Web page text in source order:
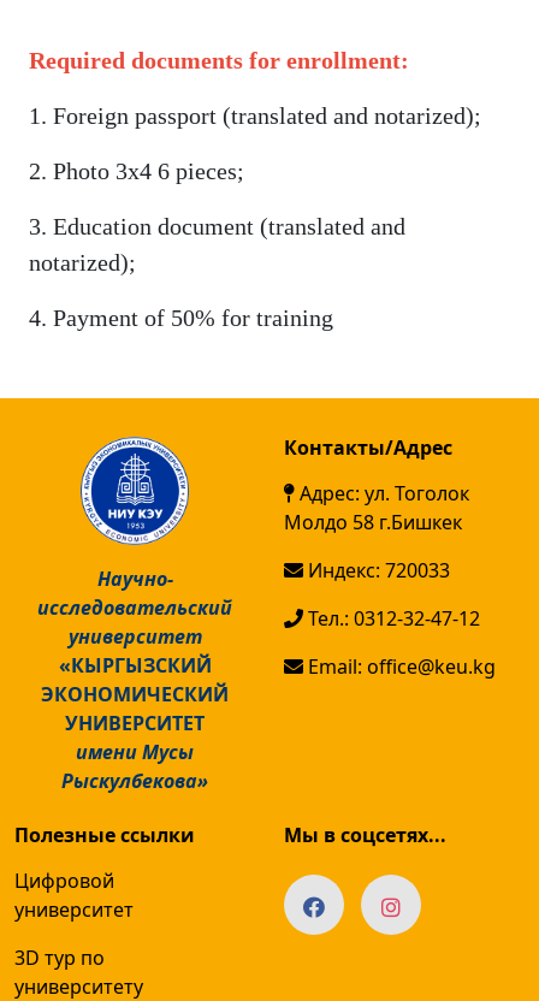
Required documents for enrollment:
1. Foreign passport (translated and notarized);
2. Photo 3x4 6 pieces;
3. Education document (translated and
notarized);
4. Payment of 50% for training
Научно-
исследовательский
университет
«КЫРГЫЗСКИЙ
ЭКОНОМИЧЕСКИЙ
УНИВЕРСИТЕТ
имени Мусы
Рыскулбекова»
Контакты/Адрес
Адрес: ул. Тоголок
Молдо 58 г.Бишкек
Индекс: 720033
Тел.: 0312-32-47-12
Email: office@keu.kg
Полезные ссылки
Цифровой
университет
3D тур по
университету
Мы в соцсетях...